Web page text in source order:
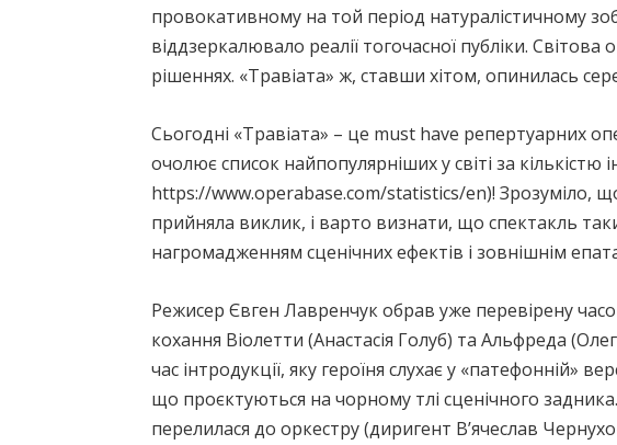
провокативному на той період натуралістичному
віддзеркалювало реалії тогочасної публіки. Світова
рішеннях. «Травіата» ж, ставши хітом, опинилась
Сьогодні «Травіата» – це must have репертуарних
очолює список найпопулярніших у світі за
https://www.operabase.com/statistics/en)! Зрозуміло,
прийняла виклик, і варто визнати, що спектакль
нагромадженням сценічних ефектів і зовнішнім
Режисер Євген Лавренчук обрав уже перевірену
кохання Віолетти (Анастасія Голуб) та Альфреда
час інтродукції, яку героїня слухає у «патефонній»
що проєктуються на чорному тлі сценічного
перелилася до оркестру (диригент В’ячеслав